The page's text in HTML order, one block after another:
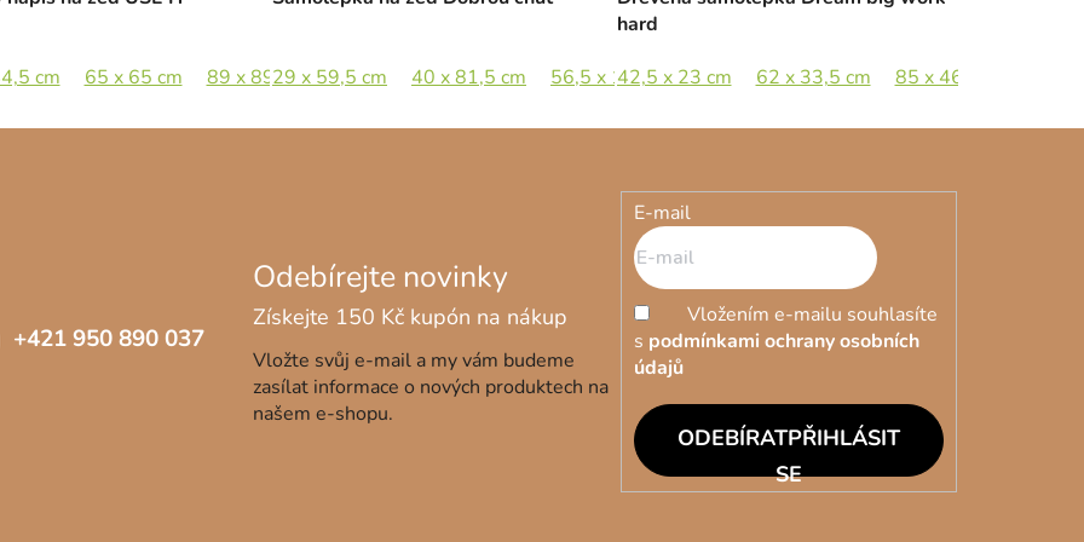
cm 65 x 65 cm 89 x 89 cm29 x 59,5 cm 40 x 81,5 cm 56,5 x 115,5 cm
hard
42,5 x 23 cm 62 x 33,5 cm 85 x 46 cm
+421 950 890 037
Vložte svůj e-mail a my vám budeme
zasílat informace o nových produktech na
našem e-shopu.
E-mail
Vložením e-mailu souhlasíte
s podmínkami ochrany osobních
údajů
PŘIHLÁSIT
SE